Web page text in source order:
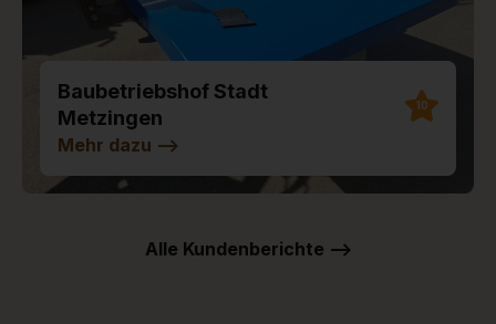
Baubetriebshof Stadt
Metzingen
10
Mehr dazu -->
Alle Kundenberichte -->